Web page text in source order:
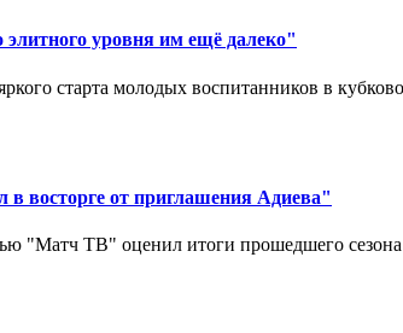
уровня им ещё далеко"
старта молодых воспитанников в
восторге от приглашения Адиева"
ТВ" оценил итоги прошедшего сезона